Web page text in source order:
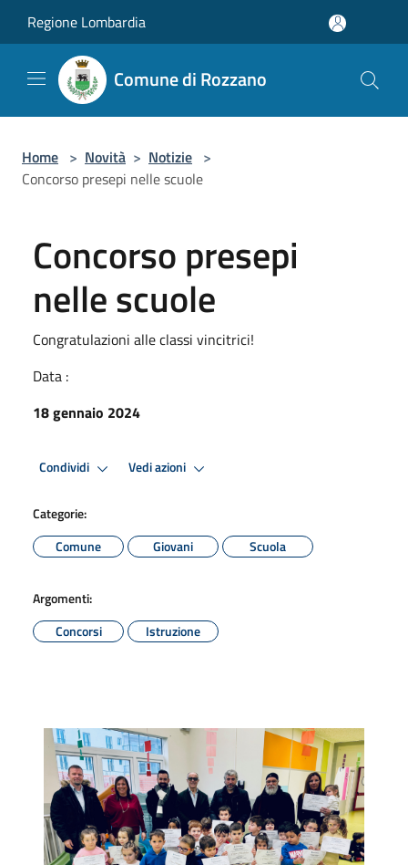
Regione Lombardia
Comune di Rozzano
Home > Novità > Notizie >
Concorso presepi nelle scuole
Concorso presepi
nelle scuole
Congratulazioni alle classi vincitrici!
Data :
18 gennaio 2024
Condividi Vedi azioni
Categorie:
Comune
Giovani Scuola
Argomenti:
Concorsi
Istruzione